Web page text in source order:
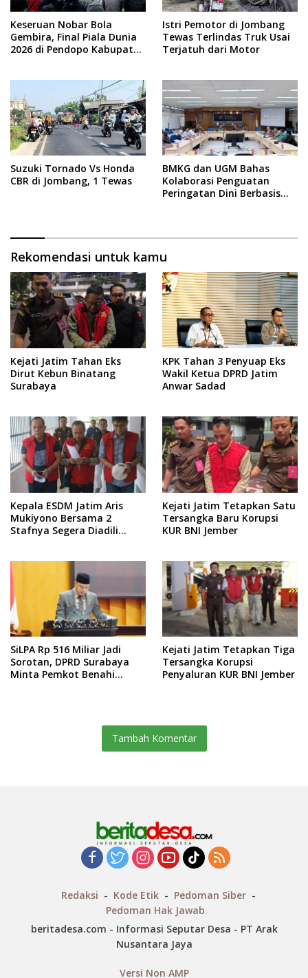
Keseruan Nobar Bola
Gembira, Final Piala Dunia
2026 di Pendopo Kabupaten
Istri Pemotor di Jombang
Tewas Terlindas Truk Usai
Terjatuh dari Motor
Suzuki Tornado Vs Honda
CBR di Jombang, 1 Tewas
BMKG dan UGM Bahas
Kolaborasi Penguatan
Peringatan Dini Berbasis
Rekomendasi untuk kamu
Kejati Jatim Tahan Eks
Dirut Kebun Binatang
Surabaya
KPK Tahan 3 Penyuap Eks
Wakil Ketua DPRD Jatim
Anwar Sadad
Kepala ESDM Jatim Aris
Mukiyono Bersama 2
Stafnya Segera Diadili
Kejati Jatim Tetapkan Satu
Tersangka Baru Korupsi
KUR BNI Jember
SiLPA Rp 516 Miliar Jadi
Sorotan, DPRD Surabaya
Minta Pemkot Benahi
Kejati Jatim Tetapkan Tiga
Tersangka Korupsi
Penyaluran KUR BNI Jember
Tambah Komentar
Redaksi Kode Etik
Pedoman Siber
Pedoman Hak Jawab
beritadesa.com - Informasi Seputar Desa - PT Arak
Nusantara Jaya
Versi Non AMP